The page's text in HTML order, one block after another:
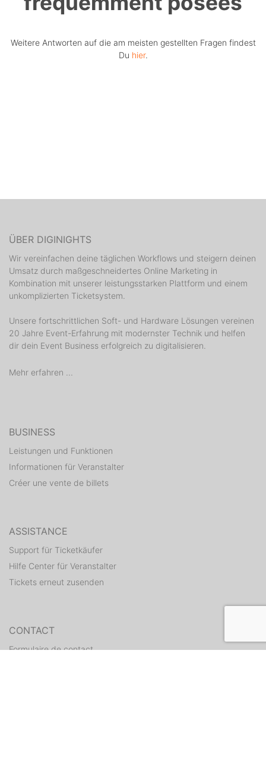
Weitere Antworten auf die am meisten gestellten Fragen findest
Du hier.
ÜBER DIGINIGHTS
Wir vereinfachen deine täglichen Workflows und steigern deinen
Umsatz durch maßgeschneidertes Online Marketing in
Kombination mit unserer leistungsstarken Plattform und einem
unkomplizierten Ticketsystem.
Unsere fortschrittlichen Soft- und Hardware Lösungen vereinen
20 Jahre Event-Erfahrung mit modernster Technik und helfen
dir dein Event Business erfolgreich zu digitalisieren.
Mehr erfahren ...
BUSINESS
Leistungen und Funktionen
Informationen für Veranstalter
Créer une vente de billets
ASSISTANCE
Support für Ticketkäufer
Hilfe Center für Veranstalter
Tickets erneut zusenden
CONTACT
Formulaire de contact